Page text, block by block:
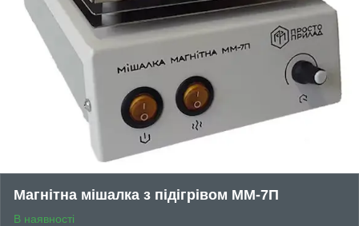
Магнітна мішалка з підігрівом ММ-7П
В наявності